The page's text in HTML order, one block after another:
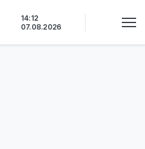
14:12
07.08.2026